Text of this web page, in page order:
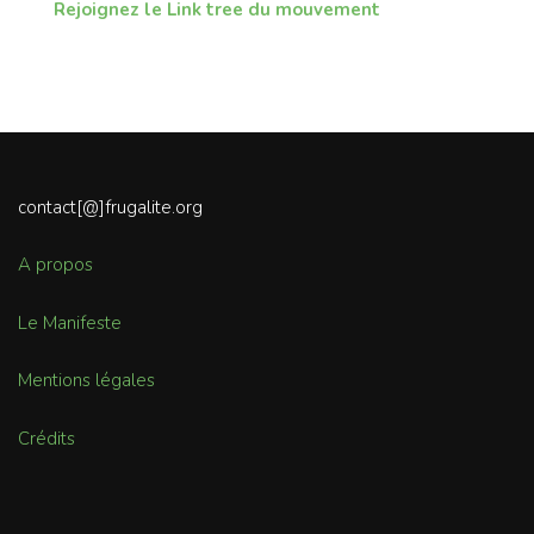
Rejoignez le Link tree du mouvement
contact[@]frugalite.org
A propos
Le Manifeste
Mentions légales
Crédits